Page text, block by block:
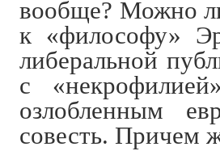
вообще? Можно
к «философу»
либеральной
с
озлобленным
совесть. Причем